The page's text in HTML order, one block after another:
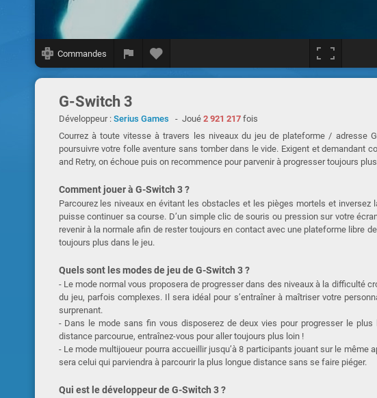
Commandes
G-Switch 3
Développeur : Serius Games - Joué 2 921 217fois
Courrez à toute vitesse à travers les niveaux du jeu de plateforme / adresse
poursuivre votre folle aventure sans tomber dans le vide. Exigent et demandant
and Retry, on échoue puis on recommence pour parvenir à progresser toujours
Comment jouer à G-Switch 3 ?
Parcourez les niveaux en évitant les obstacles et les pièges mortels et
puisse continuer sa course. D’un simple clic de souris ou pression sur votre
revenir à la normale afin de rester toujours en contact avec une plateforme libre
toujours plus dans le jeu.
Quels sont les modes de jeu de G-Switch 3 ?
- Le mode normal vous proposera de progresser dans des niveaux à la difficulté
du jeu, parfois complexes. Il sera idéal pour s’entraîner à maîtriser votre
surprenant.
- Dans le mode sans fin vous disposerez de deux vies pour progresser le
distance parcourue, entraînez-vous pour aller toujours plus loin !
- Le mode multijoueur pourra accueillir jusqu’à 8 participants jouant sur le même
sera celui qui parviendra à parcourir la plus longue distance sans se faire piéger.
Qui est le développeur de G-Switch 3 ?